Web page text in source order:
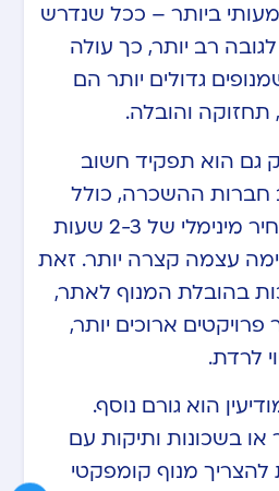
ביותר – ככל שנדרש
רב יותר, כך עולה
גדולים יותר הם
תחזוקה והובלה.
הוא תפקיד חשוב
חברות ההשכרה, כולל
א.ב מנופים, גובות מחיר מינימלי של 2-3 שעות
עצמה קצרה יותר. זאת
בהובלת המנוף לאתר,
פרויקטים ארוכים יותר,
לרדת.
הוא גורם נוסף.
בשכונות ותיקות עם
להצריך מנוף קומפקטי